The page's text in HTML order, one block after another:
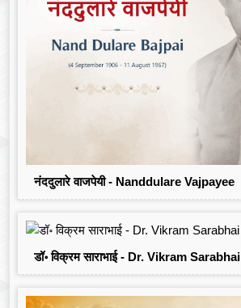
नंददुलारे वाजपेयी - Nanddulare Vajpayee
डॉ॰ विक्रम साराभाई - Dr. Vikram Sarabhai